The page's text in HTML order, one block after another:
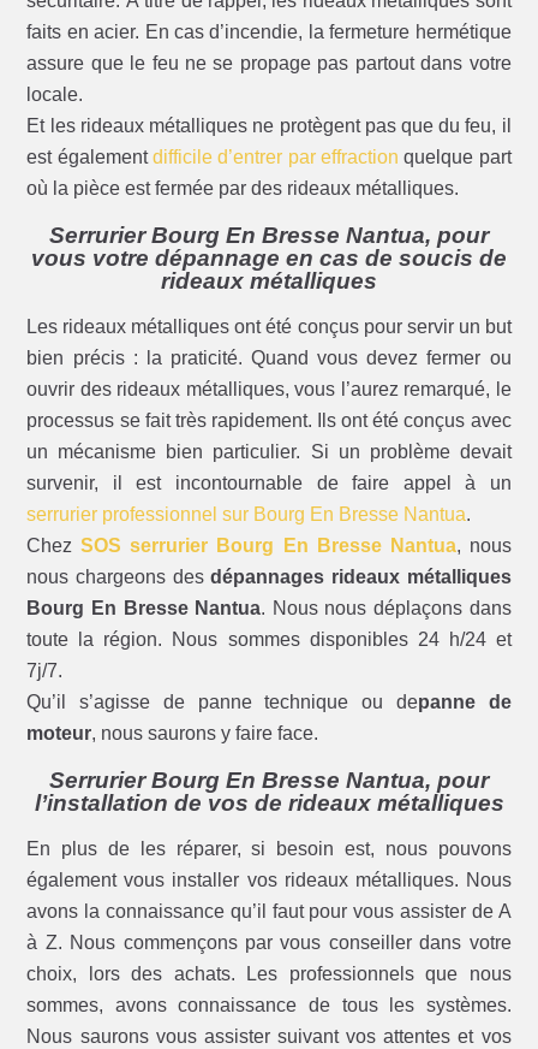
faits en acier. En cas d’incendie, la fermeture hermétique
assure que le feu ne se propage pas partout dans votre
locale.
Et les rideaux métalliques ne protègent pas que du feu, il
est égalementdifficile d’entrer par effraction quelque part
où la pièce est fermée par des rideaux métalliques.
Serrurier Bourg En Bresse Nantua, pour
vous votre dépannage en cas de soucis de
rideaux métalliques
Les rideaux métalliques ont été conçus pour servir un but
bien précis : la praticité. Quand vous devez fermer ou
ouvrir des rideaux métalliques, vous l’aurez remarqué, le
processus se fait très rapidement. Ils ont été conçus avec
un mécanisme bien particulier. Si un problème devait
survenir, il est incontournable de faire appel à un
serrurier professionnel sur Bourg En Bresse Nantua.
ChezSOS serrurier Bourg En Bresse Nantua, nous
nous chargeons desdépannages rideaux métalliques
Bourg En Bresse Nantua. Nous nous déplaçons dans
toute la région. Nous sommes disponibles 24 h/24 et
7j/7.
Qu’il s’agisse de panne technique ou depanne de
moteur, nous saurons y faire face.
Serrurier Bourg En Bresse Nantua, pour
l’installation de vos de rideaux métalliques
En plus de les réparer, si besoin est, nous pouvons
également vous installer vos rideaux métalliques. Nous
avons la connaissance qu’il faut pour vous assister de A
à Z. Nous commençons par vous conseiller dans votre
choix, lors des achats. Les professionnels que nous
sommes, avons connaissance de tous les systèmes.
Nous saurons vous assister suivant vos attentes et vos